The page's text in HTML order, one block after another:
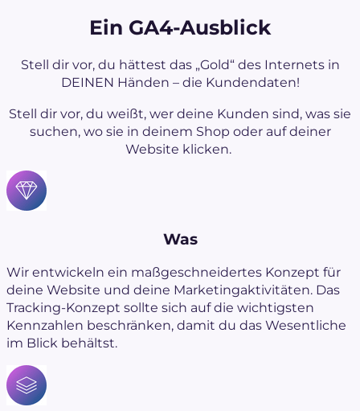
Ein GA4-Ausblick
Stell dir vor, du hättest das „Gold“ des Internets in
DEINEN Händen – die Kundendaten!
Stell dir vor, du weißt, wer deine Kunden sind, was sie
suchen, wo sie in deinem Shop oder auf deiner
Website klicken.
Was
Wir entwickeln ein maßgeschneidertes Konzept für
deine Website und deine Marketingaktivitäten. Das
Tracking-Konzept sollte sich auf die wichtigsten
Kennzahlen beschränken, damit du das Wesentliche
im Blick behältst.